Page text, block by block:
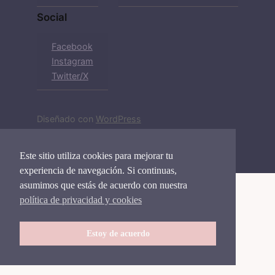
Social
Facebook
Instagram
Twitter/X
Diseñado con WordPress
Este sitio utiliza cookies para mejorar tu
experiencia de navegación. Si continuas,
asumimos que estás de acuerdo con nuestra
política de privacidad y cookies
Estoy de acuerdo